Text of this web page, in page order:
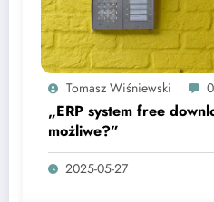
Tomasz Wiśniewski 0
„ERP system free
możliwe?”
2025-05-27